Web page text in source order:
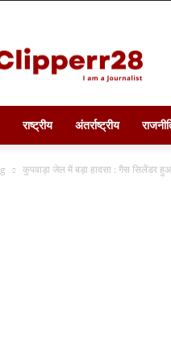
राष्ट्रीय अंतर्राष्ट्रीय
कुपवाड़ा जेल में बड़ा हादसा : गैस सिलेंडर